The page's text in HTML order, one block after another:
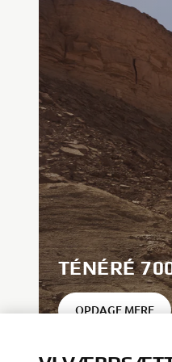
TÉNÉRÉ
OPDAGE MERE